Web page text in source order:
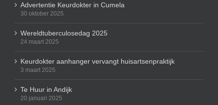
Advertentie Keurdokter in Cumela
30 oktober 2025
Wereldtuberculosedag 2025
24 maart 2025
Keurdokter aanhanger vervangt huisartsenpraktijk
3 maart 2025
Te Huur in Andijk
20 januari 2025